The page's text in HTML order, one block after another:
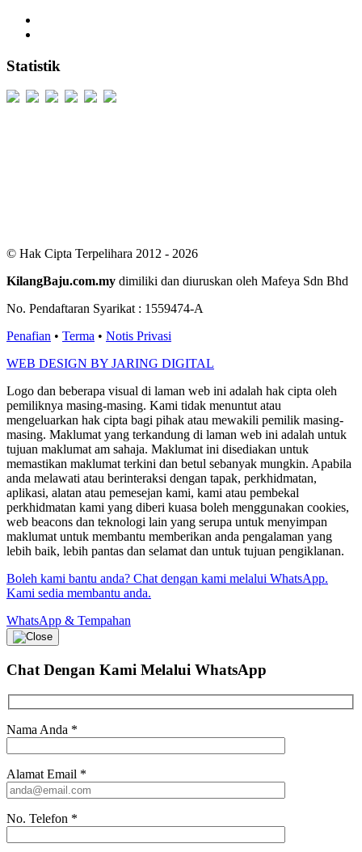
Statistik
© Hak Cipta Terpelihara 2012 - 2026
KilangBaju.com.my dimiliki dan diuruskan oleh Mafeya Sdn Bhd
No. Pendaftaran Syarikat : 1559474-A
Penafian • Terma • Notis Privasi
WEB DESIGN BY JARING DIGITAL
Logo dan beberapa visual di laman web ini adalah hak cipta oleh
pemiliknya masing-masing. Kami tidak menuntut atau
mengeluarkan hak cipta bagi pihak atau mewakili pemilik masing-
masing. Maklumat yang terkandung di laman web ini adalah untuk
tujuan maklumat am sahaja. Maklumat ini disediakan untuk
memastikan maklumat terkini dan betul sebanyak mungkin. Apabila
anda melawati atau berinteraksi dengan tapak, perkhidmatan,
aplikasi, alatan atau pemesejan kami, kami atau pembekal
perkhidmatan kami yang diberi kuasa boleh menggunakan cookies,
web beacons dan teknologi lain yang serupa untuk menyimpan
maklumat untuk membantu memberikan anda pengalaman yang
lebih baik, lebih pantas dan selamat dan untuk tujuan pengiklanan.
Boleh kami bantu anda? Chat dengan kami melalui WhatsApp.
Kami sedia membantu anda.
WhatsApp & Tempahan
Chat Dengan Kami Melalui WhatsApp
Nama Anda *
Alamat Email *
No. Telefon *